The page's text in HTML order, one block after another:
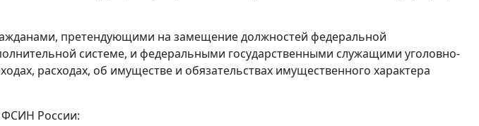
претендующими на замещение должностей федеральной
системе, и федеральными государственными служащими уголовно-
расходах, об имуществе и обязательствах имущественного характера
ФСИН России: